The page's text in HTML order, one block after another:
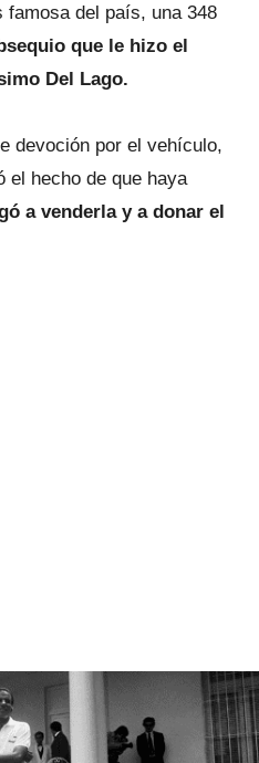
del país, una 348
que le hizo el
Del Lago.
devoción por el vehículo,
el hecho de que haya
a venderla y a donar el